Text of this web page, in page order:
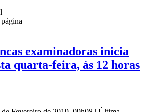
examinadoras inicia
quarta-feira, às 12 horas